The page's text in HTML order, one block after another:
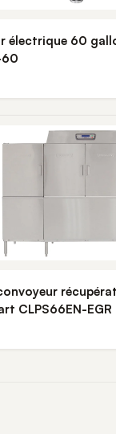
électrique 60
60
CLPS66EN-EGR